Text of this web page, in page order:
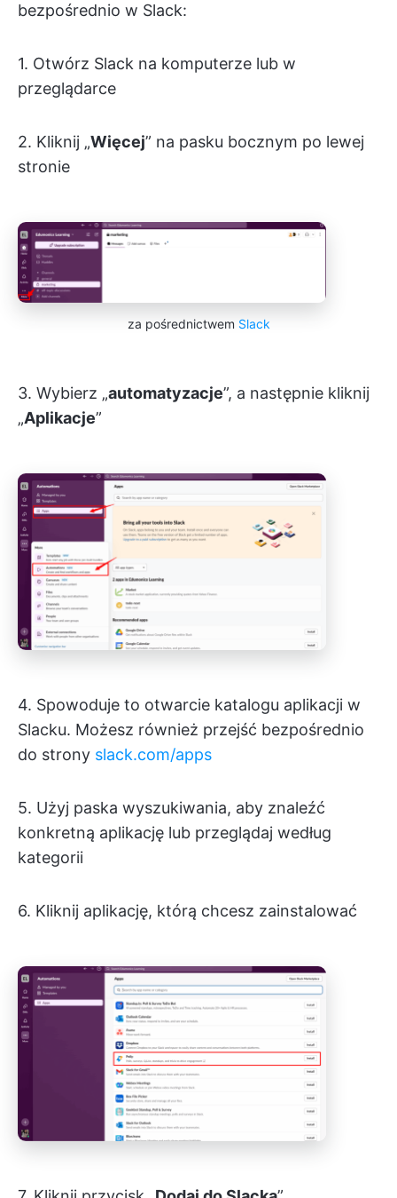
bezpośrednio w Slack:
1. Otwórz Slack na komputerze lub w
przeglądarce
2. Kliknij „Więcej” na pasku bocznym po lewej
stronie
za pośrednictwem Slack
3. Wybierz „automatyzacje”, a następnie kliknij
„Aplikacje”
4. Spowoduje to otwarcie katalogu aplikacji w
Slacku. Możesz również przejść bezpośrednio
do strony slack.com/apps
5. Użyj paska wyszukiwania, aby znaleźć
konkretną aplikację lub przeglądaj według
kategorii
6. Kliknij aplikację, którą chcesz zainstalować